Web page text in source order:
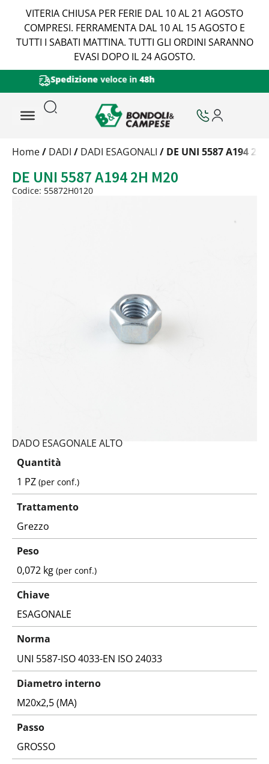
VITERIA CHIUSA PER FERIE DAL 10 AL 21 AGOSTO
COMPRESI. FERRAMENTA DAL 10 AL 15 AGOSTO E
TUTTI I SABATI MATTINA. TUTTI GLI ORDINI SARANNO
EVASI DOPO IL 24 AGOSTO.
Certificazione di Qualità Viteria
Trattamento
Peso
Quantità
Home/ DADI / DADI ESAGONALI / DE UNI 5587 A194 2H
DE UNI 5587 A194 2H M20
Codice: 55872H0120
DADO ESAGONALE ALTO
Quantità
1 PZ(per conf.)
Trattamento
Grezzo
Peso
0,072 kg(per conf.)
Chiave
ESAGONALE
Norma
UNI 5587-ISO 4033-EN ISO 24033
Diametro interno
M20x2,5 (MA)
Passo
GROSSO